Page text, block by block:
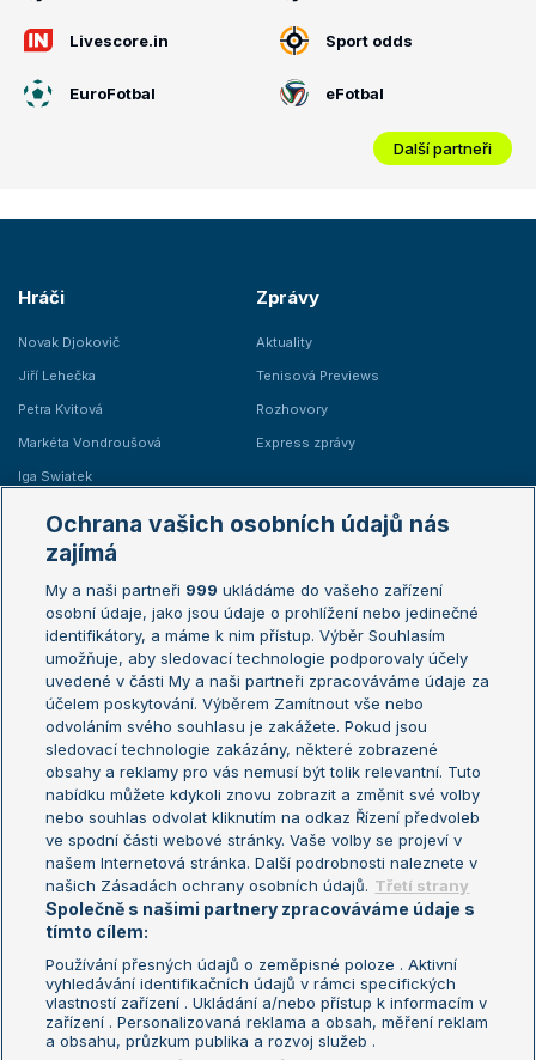
Livescore.in Sport odds
EuroFotbal eFotbal
Další partneři
Hráči
Novak Djokovič
Jiří Lehečka
Petra Kvitová
Markéta Vondroušová
Iga Swiatek
Zprávy
Aktuality
Tenisová Previews
Rozhovory
Express zprávy
Žebříčky
Žebříček ATP (muži)
Žebříček WTA (ženy)
Sázkařský žebříček
Australian Open
French Open
Wimbledon
US Open
Turnaj mistrů
Turnaj mistryň
Aktualní trendy
Fotbalové přestupy
Livesport Daily
LS Prague Open
Podmínky užití
Nastavení soukromí
GDPR a žurnalistika
Reklama
Informace o zpracování osobních
Ochrana vašich osobních údajů nás
zajímá
My a naši partneři 999 ukládáme do vašeho zařízení
osobní údaje, jako jsou údaje o prohlížení nebo jedinečné
identifikátory, a máme k nim přístup. Výběr Souhlasím
umožňuje, aby sledovací technologie podporovaly účely
uvedené v části My a naši partneři zpracováváme údaje za
účelem poskytování. Výběrem Zamítnout vše nebo
odvoláním svého souhlasu je zakážete. Pokud jsou
sledovací technologie zakázány, některé zobrazené
obsahy a reklamy pro vás nemusí být tolik relevantní. Tuto
nabídku můžete kdykoli znovu zobrazit a změnit své volby
nebo souhlas odvolat kliknutím na odkaz Řízení předvoleb
ve spodní části webové stránky. Vaše volby se projeví v
našem Internetová stránka. Další podrobnosti naleznete v
našich Zásadách ochrany osobních údajů. Třetí strany
Společně s našimi partnery zpracováváme údaje s
tímto cílem:
Používání přesných údajů o zeměpisné poloze . Aktivní
vyhledávání identifikačních údajů v rámci specifických
vlastností zařízení . Ukládání a/nebo přístup k informacím v
zařízení . Personalizovaná reklama a obsah, měření reklam
a obsahu, průzkum publika a rozvoj služeb .